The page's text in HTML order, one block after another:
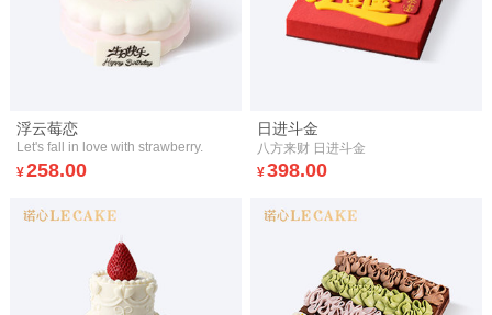
浮云莓恋
Let's fall in love with strawberry.
¥258.00
日进斗金
八方来财 日进斗金
¥398.00